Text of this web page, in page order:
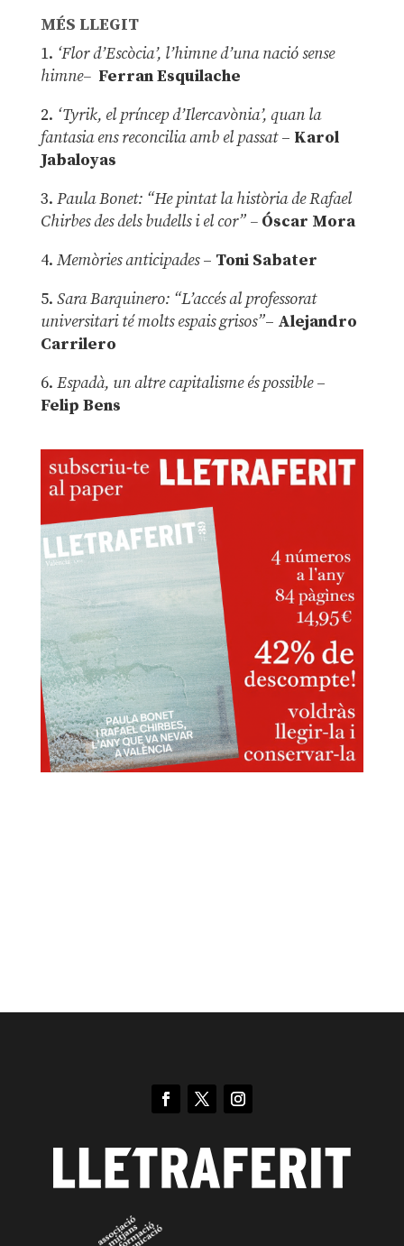
MÉS LLEGIT
1. ‘Flor d’Escòcia’, l’himne d’una nació sense
himne– Ferran Esquilache
2. ‘Tyrik, el príncep d’Ilercavònia’, quan la
fantasia ens reconcilia amb el passat– Karol
Jabaloyas
3. Paula Bonet: “He pintat la història de Rafael
Chirbes des dels budells i el cor” –Óscar Mora
4. Memòries anticipades– Toni Sabater
5. Sara Barquinero: “L’accés al professorat
universitari té molts espais grisos”– Alejandro
Carrilero
6. Espadà, un altre capitalisme és possible –
Felip Bens